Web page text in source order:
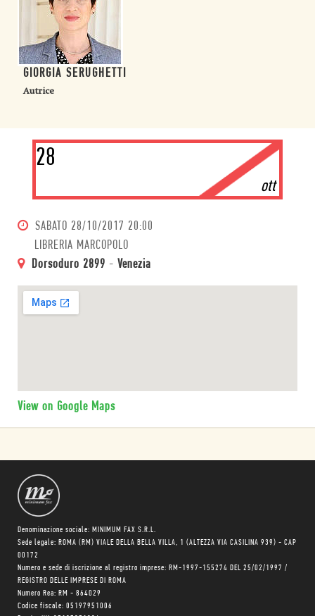
GIORGIA SERUGHETTI
Autrice
28
ott
SABATO 28/10/2017 20:00
LIBRERIA MARCOPOLO
Dorsoduro 2899 - Venezia
View on Google Maps
Denominazione sociale: MINIMUM FAX S.R.L.
Sede legale: ROMA (RM) VIALE DELLA BELLA VILLA, 1 (ALTEZZA VIA CASILINA 939) - CAP
00172
Numero e sede di iscrizione al registro imprese: RM-1997-155274 DEL 25/02/1997 /
REGISTRO DELLE IMPRESE DI ROMA
Numero Rea: RM - 864029
Codice fiscale: 05197951006